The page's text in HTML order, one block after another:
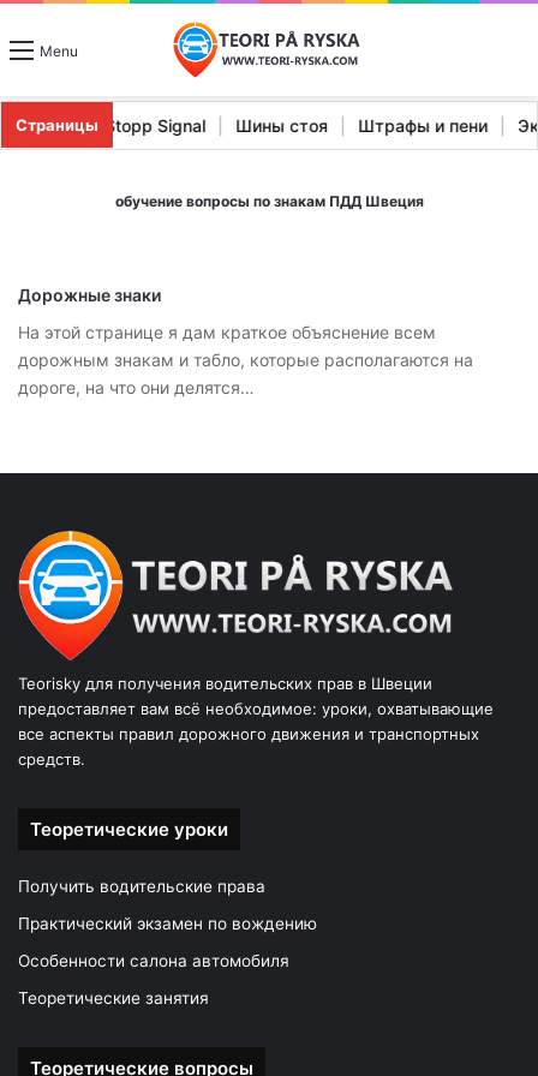
Menu
Страницы Stopp Signal | Шины стоя | Штрафы и пени |
обучение вопросы по знакам ПДД Швеция
Дорожные знаки
На этой странице я дам краткое объяснение всем
дорожным знакам и табло, которые располагаются на
дороге, на что они делятся…
Teorisky для получения водительских прав в Швеции
предоставляет вам всё необходимое: уроки, охватывающие
все аспекты правил дорожного движения и транспортных
средств.
Теоретические уроки
Получить водительские права
Практический экзамен по вождению
Особенности салона автомобиля
Теоретические занятия
Теоретические вопросы